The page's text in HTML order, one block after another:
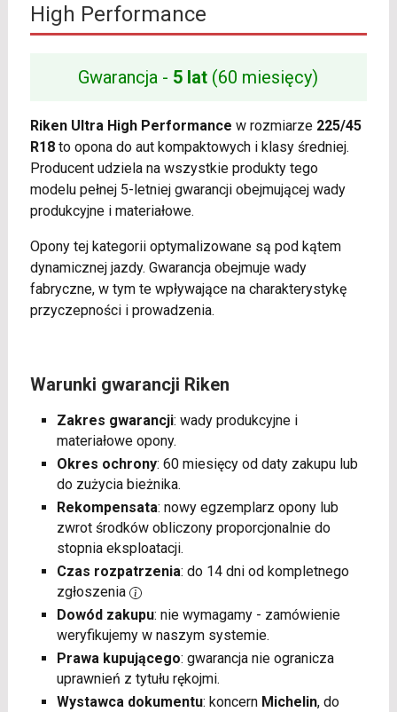
High Performance
Gwarancja - 5 lat (60 miesięcy)
Riken Ultra High Performance w rozmiarze 225/45
R18to opona do aut kompaktowych i klasy średniej.
Producent udziela na wszystkie produkty tego
modelu pełnej 5-letniej gwarancji obejmującej wady
produkcyjne i materiałowe.
Opony tej kategorii optymalizowane są pod kątem
dynamicznej jazdy. Gwarancja obejmuje wady
fabryczne, w tym te wpływające na charakterystykę
przyczepności i prowadzenia.
Warunki gwarancji Riken
Zakres gwarancji: wady produkcyjne i
materiałowe opony.
Okres ochrony: 60 miesięcy od daty zakupu lub
do zużycia bieżnika.
Rekompensata: nowy egzemplarz opony lub
zwrot środków obliczony proporcjonalnie do
stopnia eksploatacji.
Czas rozpatrzenia: do 14 dni od kompletnego
zgłoszenia
Dowód zakupu: nie wymagamy - zamówienie
weryfikujemy w naszym systemie.
Prawa kupującego: gwarancja nie ogranicza
uprawnień z tytułu rękojmi.
Wystawca dokumentu: koncern Michelin, do